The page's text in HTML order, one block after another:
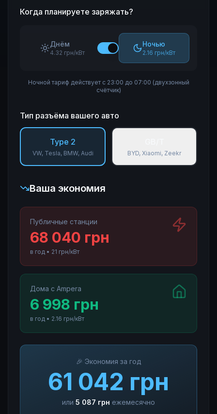
Когда планируете заряжать?
Днём
4.32 грн/кВт
Ночью
2.16 грн/кВт
Ночной тариф действует с 23:00 до 07:00 (двухзонный
счётчик)
Тип разъёма вашего авто
Type 2
VW, Tesla, BMW, Audi BYD, Xiaomi, Zeekr
Ваша экономия
Публичные станции
68 040 грн
в год • 21 грн/кВт
Дома с Ampera
6 998 грн
в год • 2.16 грн/кВт
🎉 Экономия за год
61 042 грн
или 5 087 грн ежемесячно